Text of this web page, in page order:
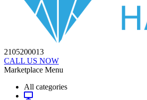
2105200013
CALL US NOW
Marketplace Menu
All categories